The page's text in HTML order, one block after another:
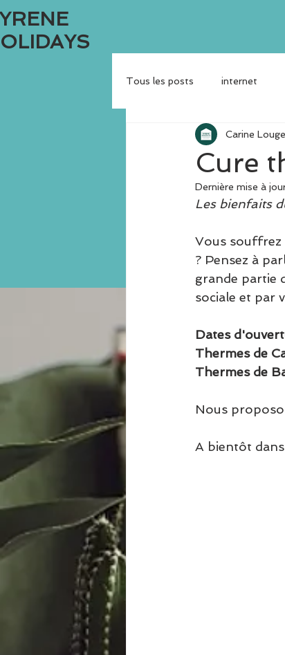
Tous les posts internet
Evènements culturels et
Cure
Carine
Dernière mise à
Les bienfaits
Vous souffrez
? Pensez à
grande partie
sociale et par
Dates
Thermes de
Thermes de
Nous
A bientôt